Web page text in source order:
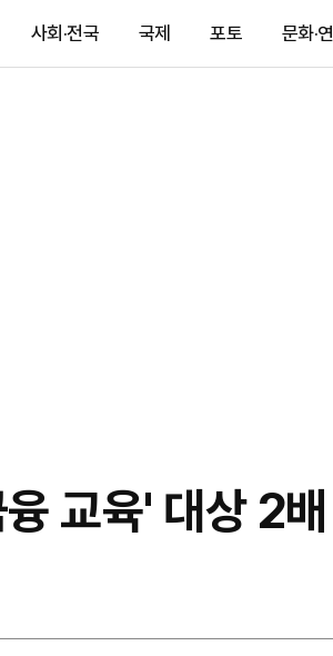
사회·전국 국제 포토 문화·
교육' 대상 2배